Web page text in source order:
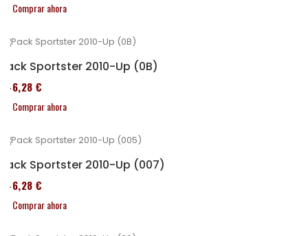
Comprar ahora
Pack Sportster 2010-Up (0B)
246,28 €
Comprar ahora
Pack Sportster 2010-Up (007)
246,28 €
Comprar ahora